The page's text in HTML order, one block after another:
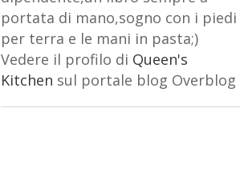
portata di mano,sogno con i piedi
per terra e le mani in pasta;)
Vedere il profilo di Queen's
Kitchen sul portale blog Overblog